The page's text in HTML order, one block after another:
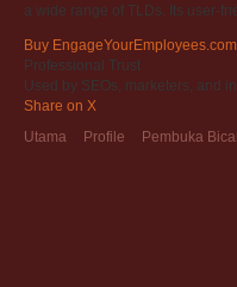
a wide range of TLDs. Its user-
Buy EngageYourEmployees.com
Professional Trust
Used by SEOs, marketers, and
Share on X
Utama
Profile Pembuka